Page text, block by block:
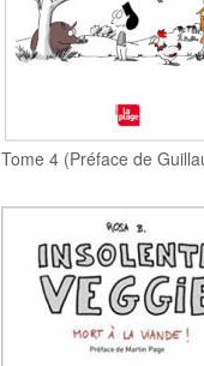
Tome 4 (Préface de